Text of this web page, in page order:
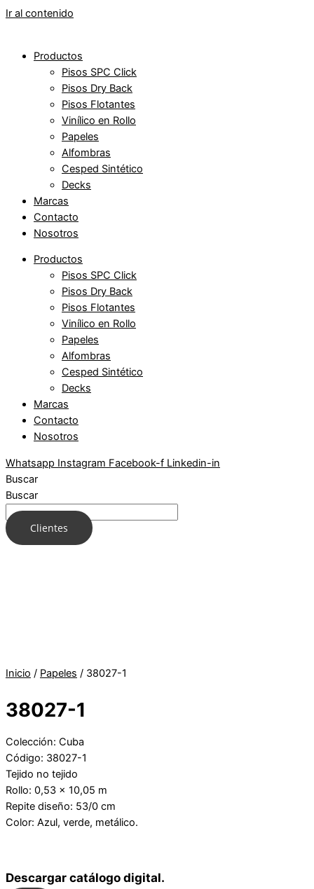
Ir al contenido
Productos
Pisos SPC Click
Pisos Dry Back
Pisos Flotantes
Vinílico en Rollo
Papeles
Alfombras
Cesped Sintético
Decks
Marcas
Contacto
Nosotros
Productos
Pisos SPC Click
Pisos Dry Back
Pisos Flotantes
Vinílico en Rollo
Papeles
Alfombras
Cesped Sintético
Decks
Marcas
Contacto
Nosotros
Whatsapp Instagram Facebook-f Linkedin-in
Buscar
Buscar
Clientes
Inicio / Papeles / 38027-1
38027-1
Colección: Cuba
Código: 38027-1
Tejido no tejido
Rollo: 0,53 x 10,05 m
Repite diseño: 53/0 cm
Color: Azul, verde, metálico.
Descargar catálogo digital.